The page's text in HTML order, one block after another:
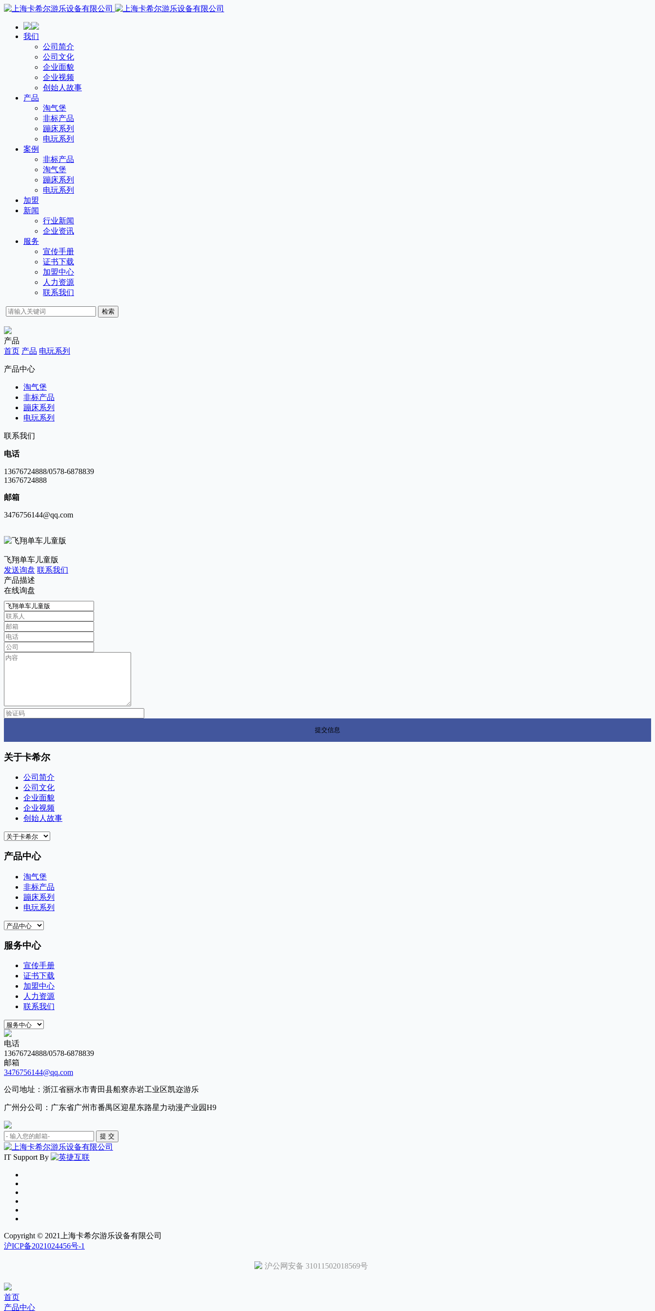
我们
公司简介
公司文化
企业面貌
企业视频
创始人故事
产品
淘气堡
非标产品
蹦床系列
电玩系列
案例
非标产品
淘气堡
蹦床系列
电玩系列
加盟
新闻
行业新闻
企业资讯
服务
宣传手册
证书下载
加盟中心
人力资源
联系我们
检索
产品
首页 产品 电玩系列
产品中心
淘气堡
非标产品
蹦床系列
电玩系列
联系我们
电话
13676724888/0578-6878839
13676724888
邮箱
3476756144@qq.com
飞翔单车儿童版
发送询盘 联系我们
产品描述
在线询盘
关于卡希尔
公司简介
公司文化
企业面貌
企业视频
创始人故事
产品中心
淘气堡
非标产品
蹦床系列
电玩系列
服务中心
宣传手册
证书下载
加盟中心
人力资源
联系我们
电话
13676724888/0578-6878839
邮箱
3476756144@qq.com
公司地址：浙江省丽水市青田县船寮赤岩工业区凯迩游乐
广州分公司：广东省广州市番禺区迎星东路星力动漫产业园H9
IT Support By
Copyright © 2021上海卡希尔游乐设备有限公司
沪ICP备2021024456号-1
沪公网安备 31011502018569号
首页
产品中心